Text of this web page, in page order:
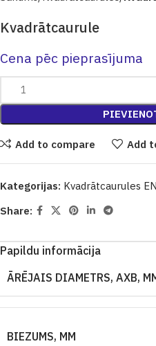
Kvadrātcaurule
Cena pēc pieprasījuma
Add to compare Add
Kategorijas: Kvadrātcaurules
Share:
Papildu informācija
ĀRĒJAIS DIAMETRS, AXB,
BIEZUMS, MM